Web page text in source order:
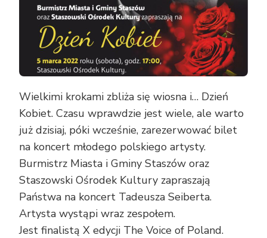
Wielkimi krokami zbliża się wiosna i… Dzień
Kobiet. Czasu wprawdzie jest wiele, ale warto
już dzisiaj, póki wcześnie, zarezerwować bilet
na koncert młodego polskiego artysty.
Burmistrz Miasta i Gminy Staszów oraz
Staszowski Ośrodek Kultury zapraszają
Państwa na koncert Tadeusza Seiberta.
Artysta wystąpi wraz zespołem.
Jest finalistą X edycji The Voice of Poland.